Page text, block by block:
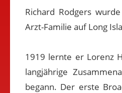
Richard Rodgers
Arzt-Familie auf Long
1919 lernte er Lorenz
langjährige
begann. Der erste